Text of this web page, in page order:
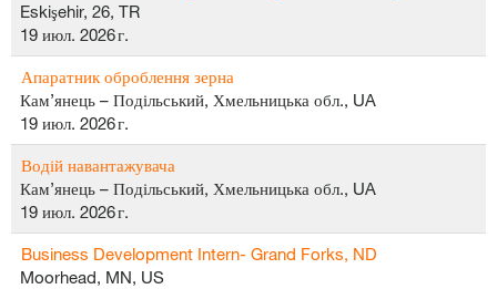
Eskişehir, 26, TR
19 июл. 2026 г.
Апаратник оброблення зерна
Кам’янець – Подільський, Хмельницька обл., UA
19 июл. 2026 г.
Водій навантажувача
Кам’янець – Подільський, Хмельницька обл., UA
19 июл. 2026 г.
Business Development Intern- Grand Forks, ND
Moorhead, MN, US